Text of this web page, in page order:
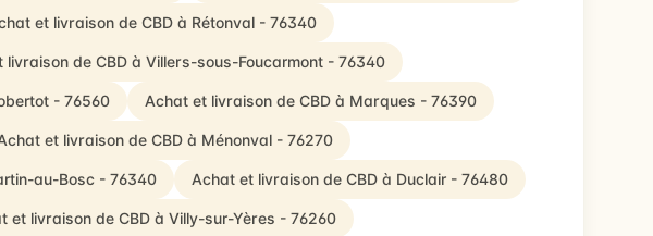
et livraison de CBD à Rétonval - 76340
livraison de CBD à Villers-sous-Foucarmont - 76340
- 76560 Achat et livraison de CBD à Marques - 76390
et livraison de CBD à Ménonval - 76270
au-Bosc - 76340 Achat et livraison de CBD à Duclair - 76480
et livraison de CBD à Villy-sur-Yères - 76260